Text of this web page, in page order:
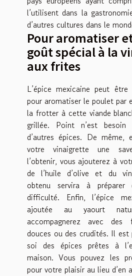
l’utilisent dans la
d’autres cultures dans le
Pour aromatiser
goût spécial à la
aux frites
L’épice mexicaine peut
pour aromatiser le poulet par
la frotter à cette viande
grillée. Point n’est
d’autres épices. De
votre vinaigrette une
l’obtenir, vous ajouterez à
de l’huile d’olive et du
obtenu servira à préparer
difficulté. Enfin, l’épice
ajoutée au yaourt
accompagnerez avec
douces ou des crudités. Il est
soi des épices prêtes à
maison. Vous pouvez les
pour votre plaisir au lieu d’en